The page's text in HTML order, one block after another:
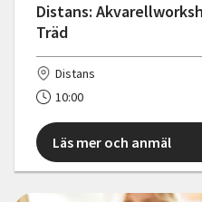
Distans:
Träd
Distans
10:00
Läs mer och anmäl